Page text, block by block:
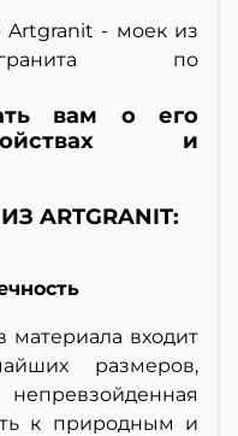
- моек из
гранита по
вам о его
и
ARTGRANIT:
материала входит
размеров,
к природным и